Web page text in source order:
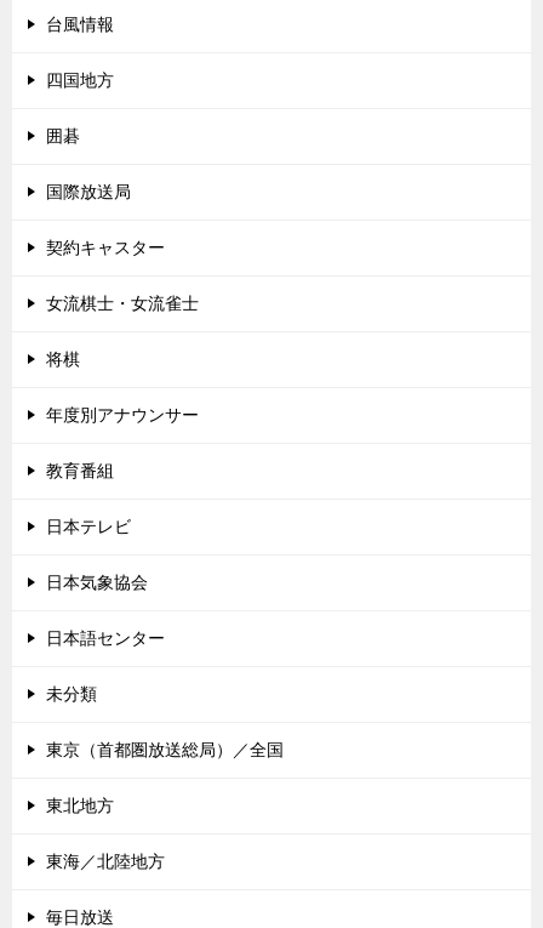
台風情報
四国地方
囲碁
国際放送局
契約キャスター
女流棋士・女流雀士
将棋
年度別アナウンサー
教育番組
日本テレビ
日本気象協会
日本語センター
未分類
東京（首都圏放送総局）／全国
東北地方
東海／北陸地方
毎日放送